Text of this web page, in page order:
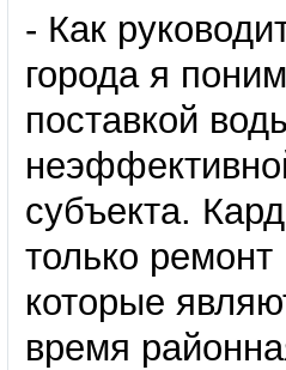
- Как
города я
поставкой
субъекта.
только
которые
время